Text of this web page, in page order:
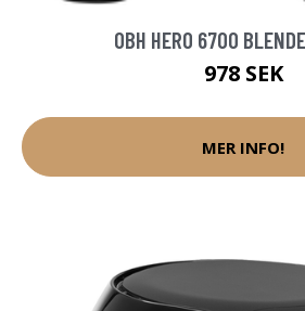
OBH HERO 6700
978 SEK
MER INFO!